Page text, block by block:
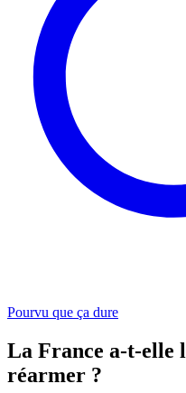
Pourvu que ça dure
La France a-t-elle
réarmer ?